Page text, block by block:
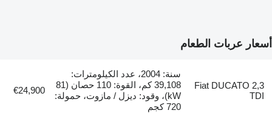
أسعار عربات الطعام
Fiat DUCATO 2,3
TDI
سنة: 2004، عدد الكيلومترات:
39,108 كم، القوة: 110 حصان (81
kW)، وقود: ديزل / مازوت، حمولة:
720 كجم
€24,900